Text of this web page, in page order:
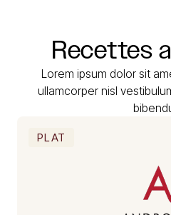
Recettes
Lorem ipsum dolor sit
ullamcorper nisl
PLAT